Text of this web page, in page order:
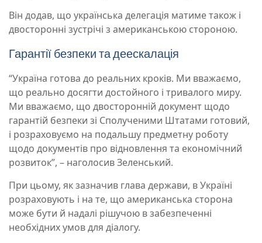
Він додав, що українська делегація матиме також і
двосторонні зустрічі з американською стороною.
Гарантії безпеки та деескалація
“Україна готова до реальних кроків. Ми вважаємо,
що реально досягти достойного і тривалого миру.
Ми вважаємо, що двосторонній документ щодо
гарантій безпеки зі Сполученими Штатами готовий,
і розраховуємо на подальшу предметну роботу
щодо документів про відновлення та економічний
розвиток”, – наголосив Зеленський.
При цьому, як зазначив глава держави, в Україні
розраховують і на те, що американська сторона
може бути й надалі рішучою в забезпеченні
необхідних умов для діалогу.